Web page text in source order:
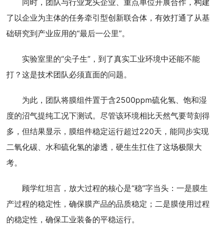
同时，团队与行业龙头企业、重点单位开展合作，构建
了以企业为主体的任务牵引型创新联合体，有效打通了从基
础研究到产业应用的“最后一公里”。
实验室里的“尖子生”，到了真实工业环境中还能不能
打？这是技术团队必须直面的问题。
为此，团队将膜组件置于含2500ppm硫化氢、饱和湿
度的沼气提纯工况下测试。尽管该环境相比天然气要苛刻得
多，但结果显示，膜组件稳定运行超过220天，能同步实现
二氧化碳、水和硫化氢的渗透，硬生生扛住了这场极限大
考。
顾学红坦言，放大过程的核心是“稳”字当头：一是膜生
产过程的稳定性，确保膜产品的品质稳定；二是膜使用过程
的稳定性，确保工业装备的平稳运行。